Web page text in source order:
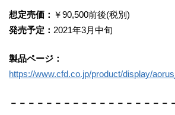
想定売価： ￥90,500前後(税別)
発売予定： 2021年3月中旬
製品ページ：
https://www.cfd.co.jp/product/display/
－－－－－－－－－－－－－－－－－－